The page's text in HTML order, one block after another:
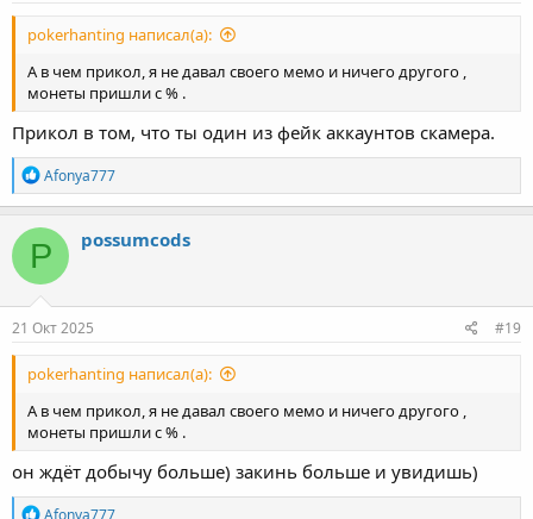
pokerhanting написал(а):
А в чем прикол, я не давал своего мемо и ничего другого ,
монеты пришли с % .
Прикол в том, что ты один из фейк аккаунтов скамера.
Р
е
а
к
ц
и
:
Afonya777
P possumcods
21 Окт 2025 #19
pokerhanting написал(а):
А в чем прикол, я не давал своего мемо и ничего другого ,
монеты пришли с % .
он ждёт добычу больше) закинь больше и увидишь)
Р
Afonya777